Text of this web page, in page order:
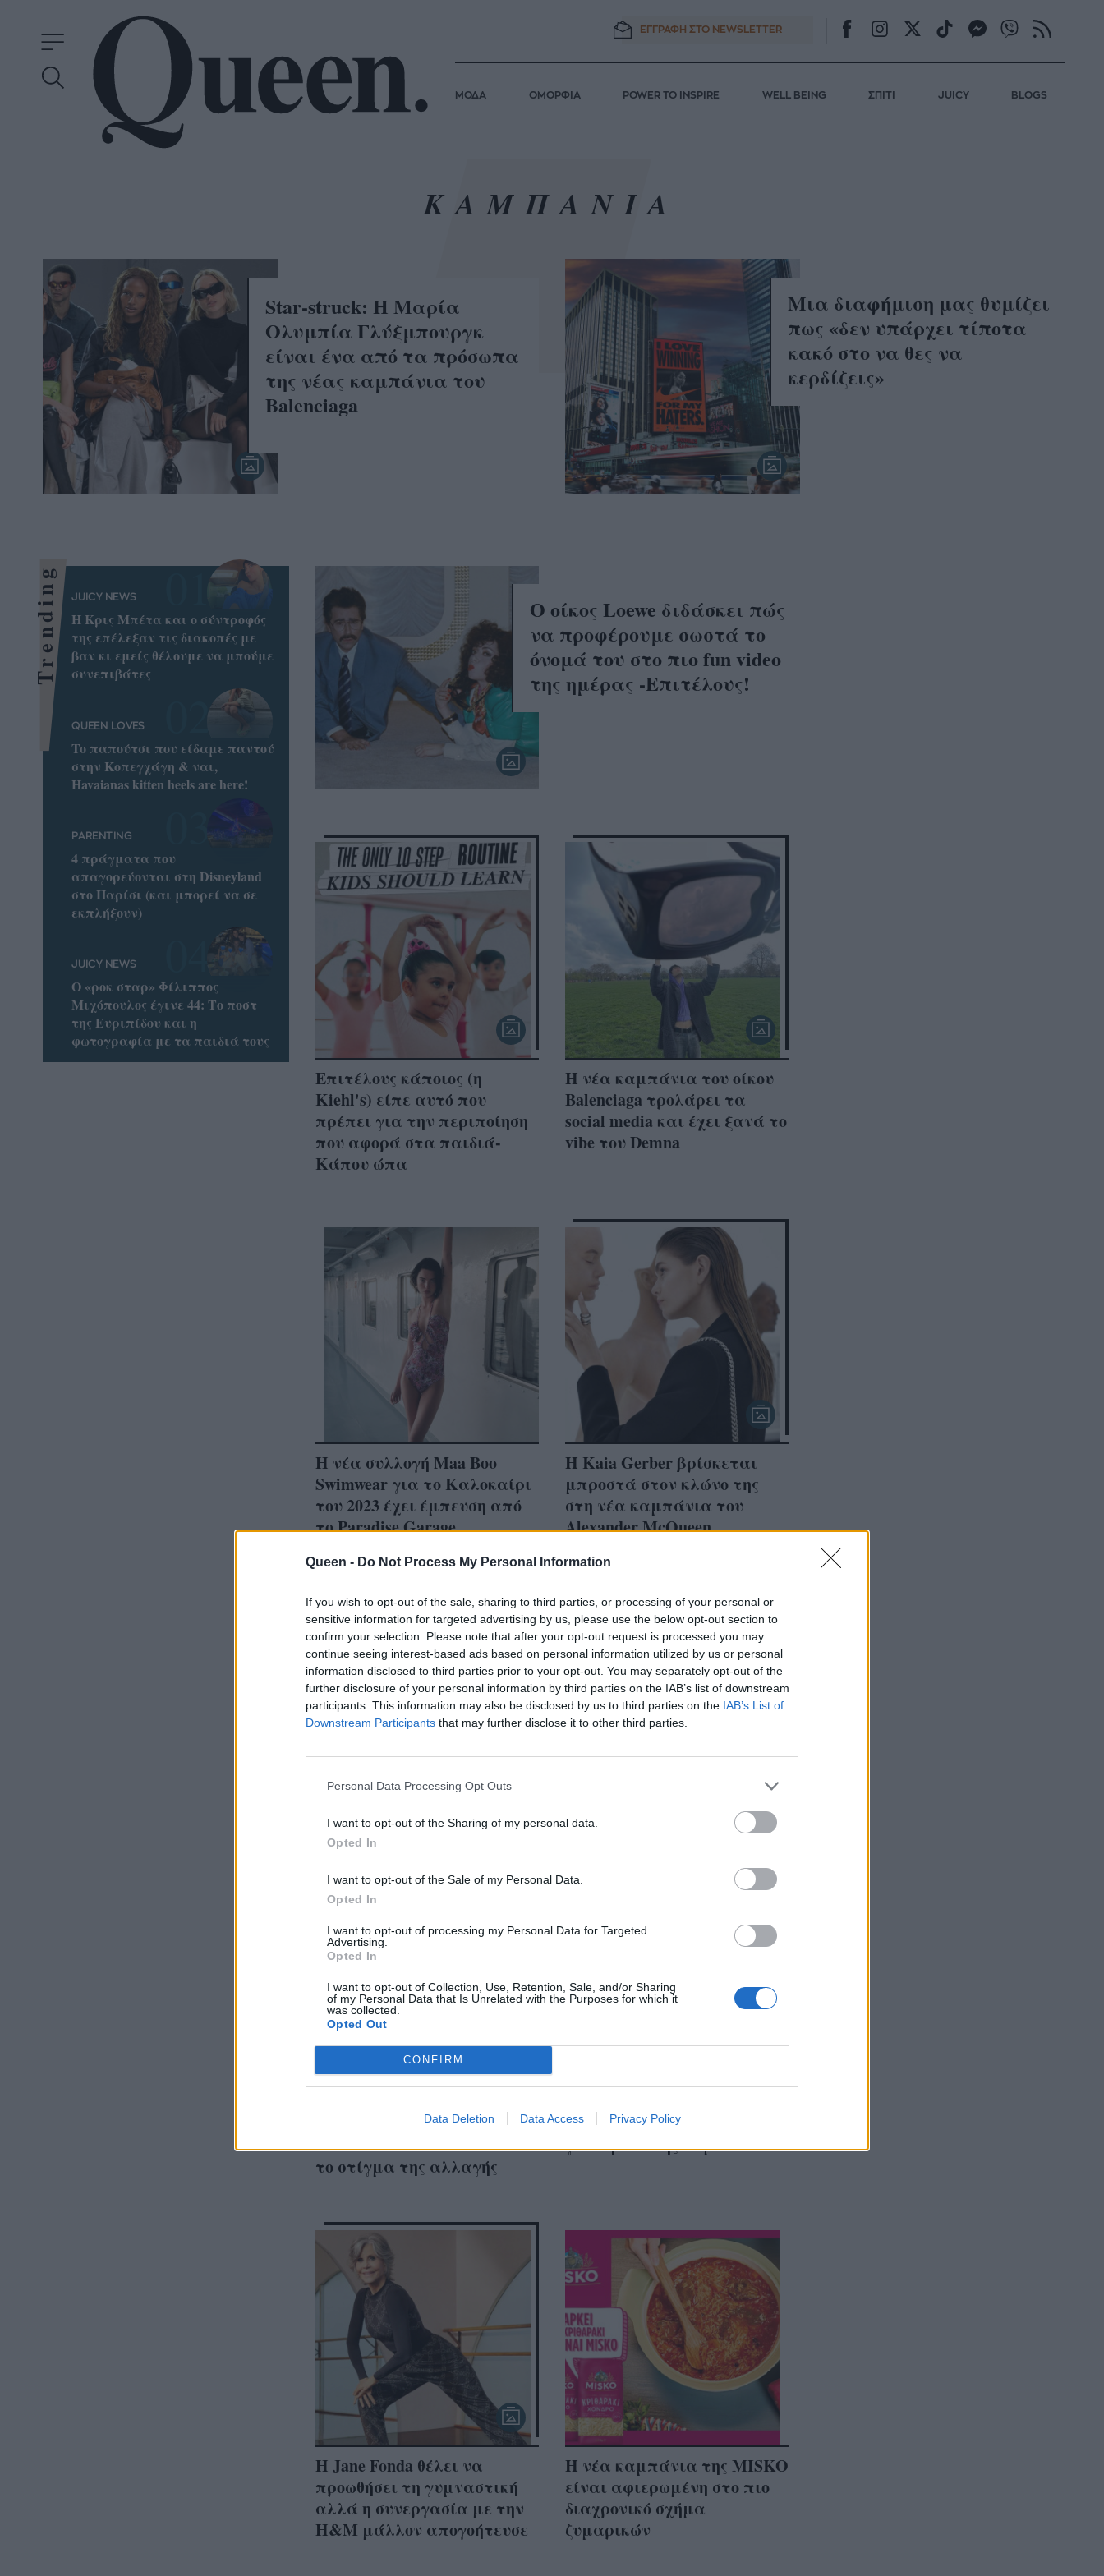
Queen - Do Not Process My Personal Information
If you wish to opt-out of the sale, sharing to third parties, or processing of your personal or
sensitive information for targeted advertising by us, please use the below opt-out section to
confirm your selection. Please note that after your opt-out request is processed you may
continue seeing interest-based ads based on personal information utilized by us or personal
information disclosed to third parties prior to your opt-out. You may separately opt-out of the
further disclosure of your personal information by third parties on the IAB’s list of downstream
participants. This information may also be disclosed by us to third parties on the IAB’s List of
Downstream Participants that may further disclose it to other third parties.
Personal Data Processing Opt Outs
I want to opt-out of the Sharing of my personal data.
Opted In
I want to opt-out of the Sale of my Personal Data.
Opted In
I want to opt-out of processing my Personal Data for Targeted
Advertising.
Opted In
I want to opt-out of Collection, Use, Retention, Sale, and/or Sharing
of my Personal Data that Is Unrelated with the Purposes for which it
was collected.
Opted Out
CONFIRM
Data Deletion Data Access Privacy Policy
ΕΓΓΡΑΦΗ ΣΤΟ NEWSLETTER
ΜΟΔΑ ΟΜΟΡΦΙΑ POWER TO INSPIRE WELL BEING ΣΠΙΤΙ JUICY BLOGS
ΚΑΜΠΑΝΙΑ
Star-struck: Η Μαρία
Ολυμπία Γλύξμπουργκ
είναι ένα από τα πρόσωπα
της νέας καμπάνια του
Balenciaga
Μια διαφήμιση μας θυμίζει
πως «δεν υπάρχει τίποτα
κακό στο να θες να
κερδίζεις»
Ο οίκος Loewe διδάσκει πώς
να προφέρουμε σωστά το
όνομά του στο πιο fun video
της ημέρας -Επιτέλους!
Επιτέλους κάποιος (η
Kiehl's) είπε αυτό που
πρέπει για την περιποίηση
που αφορά στα παιδιά-
Κάπου ώπα
Η νέα καμπάνια του οίκου
Balenciaga τρολάρει τα
social media και έχει ξανά το
vibe του Demna
Η νέα συλλογή Maa Boo
Swimwear για το Καλοκαίρι
του 2023 έχει έμπευση από
το Paradise Garage
Η Kaia Gerber βρίσκεται
μπροστά στον κλώνο της
στη νέα καμπάνια του
Alexander McQueen
Ο Balenciaga αποσύρει την
καμπάνια του με τα
παιδιά και ζητά συγνώμη
για όλους τους σωστούς
λόγους
φανέλες της Καλλιθέας έχει
κάτι από editorial και δίνει
το στίγμα της αλλαγής
Intimissimi επιλέγει τη Ρώμη
για τη νέα της καμπάνια
Η Jane Fonda θέλει να
προωθήσει τη γυμναστική
αλλά η συνεργασία με την
H&M μάλλον απογοήτευσε
Η νέα καμπάνια της MISKO
είναι αφιερωμένη στο πιο
διαχρονικό σχήμα
ζυμαρικών
Trending JUICY NEWS
Η Κρις Μπέτα και ο σύντροφός
της επέλεξαν τις διακοπές με
βαν κι εμείς θέλουμε να μπούμε
συνεπιβάτες
QUEEN LOVES
To παπούτσι που είδαμε παντού
στην Κοπεγχάγη & ναι,
Havaianas kitten heels are here!
PARENTING
4 πράγματα που
απαγορεύονται στη Disneyland
στο Παρίσι (και μπορεί να σε
εκπλήξουν)
JUICY NEWS
Ο «ροκ σταρ» Φίλιππος
Μιχόπουλος έγινε 44: Το ποστ
της Ευριπίδου και η
φωτογραφία με τα παιδιά τους